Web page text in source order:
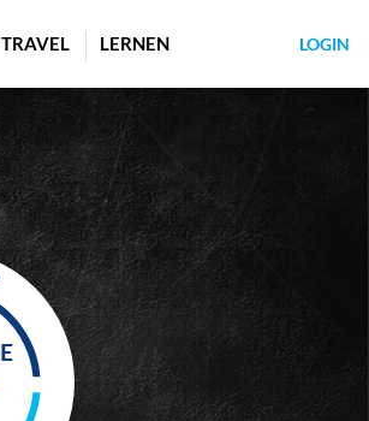
TRAVEL LERNEN LOGIN